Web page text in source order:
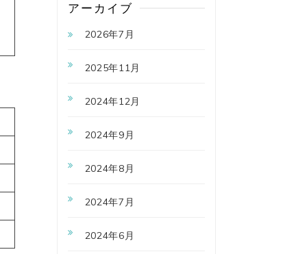
アーカイブ
2026年7月
2025年11月
2024年12月
2024年9月
2024年8月
2024年7月
2024年6月